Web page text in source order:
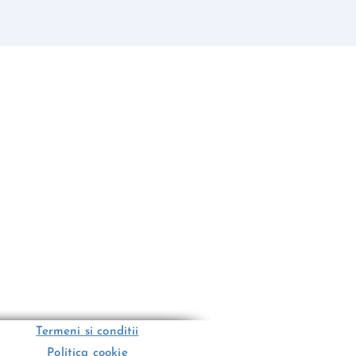
Termeni si conditii
Politica cookie